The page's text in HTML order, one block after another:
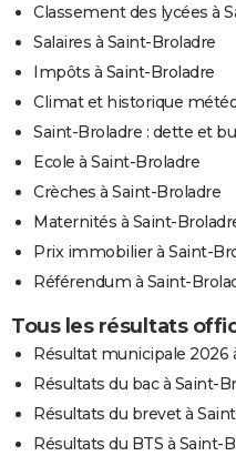
Classement des lycées à
Salaires à Saint-Broladre
Impôts à Saint-Broladre
Climat et historique
Saint-Broladre : dette et
Ecole à Saint-Broladre
Crèches à Saint-Broladre
Maternités à Saint-
Prix immobilier à Saint-
Référendum à Saint-
Tous les résultats
Résultat municipale 2026
Résultats du bac à Saint-
Résultats du brevet à
Résultats du BTS à Saint-